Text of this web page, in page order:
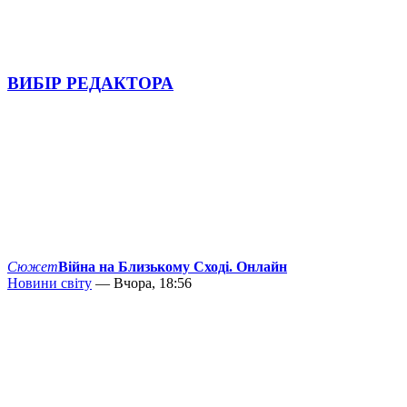
ВИБІР РЕДАКТОРА
СюжетВійна на Близькому Сході. Онлайн
Новини світу — Вчора, 18:56